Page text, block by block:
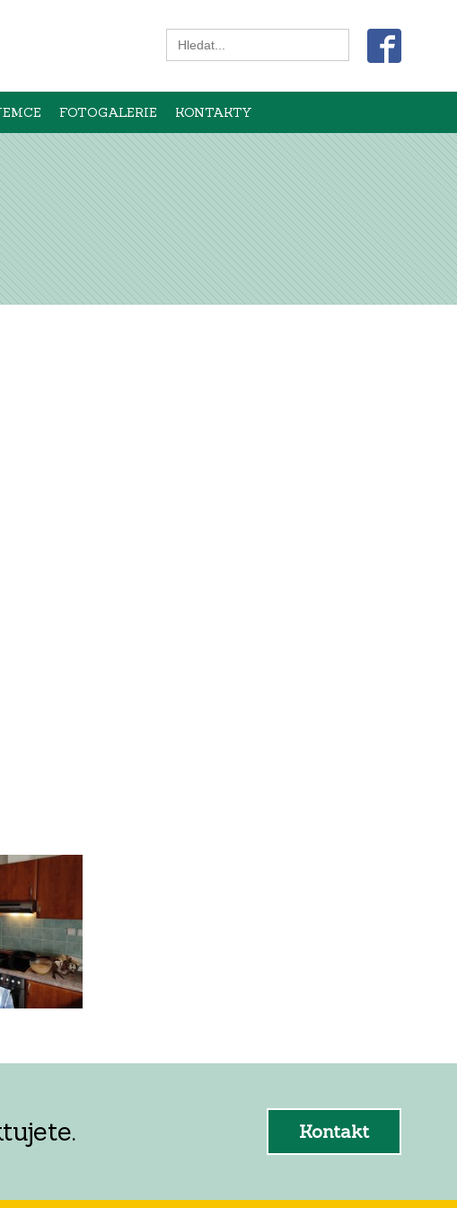
Search
for:
FOTOGALERIE KONTAKTY
Kontakt